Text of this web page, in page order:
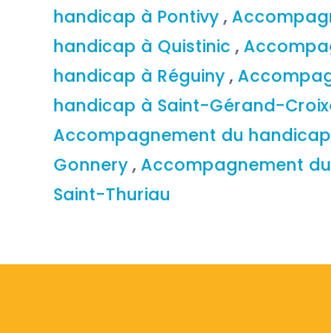
handicap à Pontivy ,
handicap à Quistinic ,
handicap à Réguiny ,
handicap à Saint-Gérand-
Accompagnement du
Gonnery , Accompagnement
Saint-Thuriau